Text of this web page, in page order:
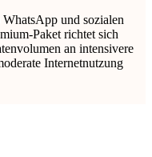
und sozialen
Paket richtet sich
an intensivere
Internetnutzung